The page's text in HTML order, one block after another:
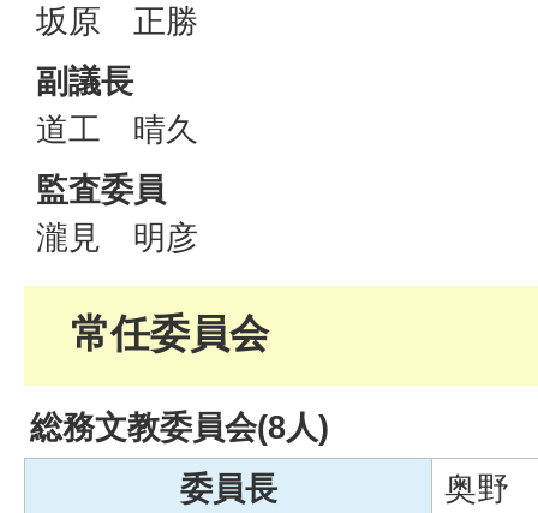
坂原 正勝
副議長
道工 晴久
監査委員
瀧見 明彦
常任委員会
総務文教委員会(8人)
委員長
奥野